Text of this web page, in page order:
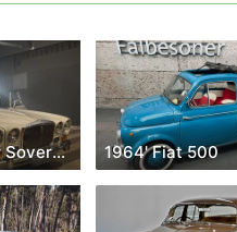
1970' Daimler Sovereign 1964' Fiat 500